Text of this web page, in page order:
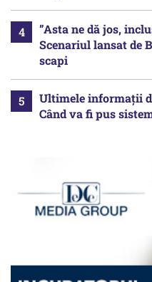
”Asta ne dă jos,
Scenariul lansat de
scapi
Ultimele informații
Când va fi pus